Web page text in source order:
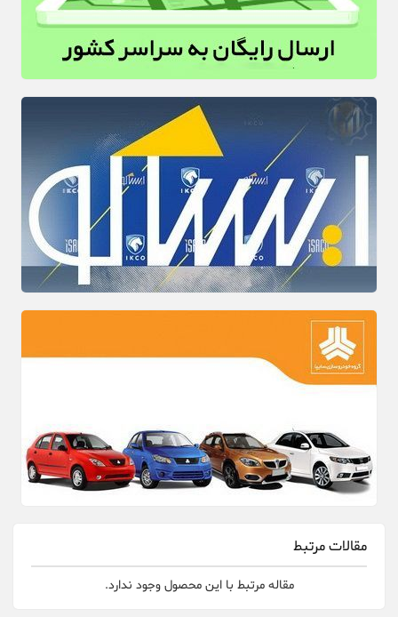
مقالات مرتبط
مقاله مرتبط با این محصول وجود ندارد.